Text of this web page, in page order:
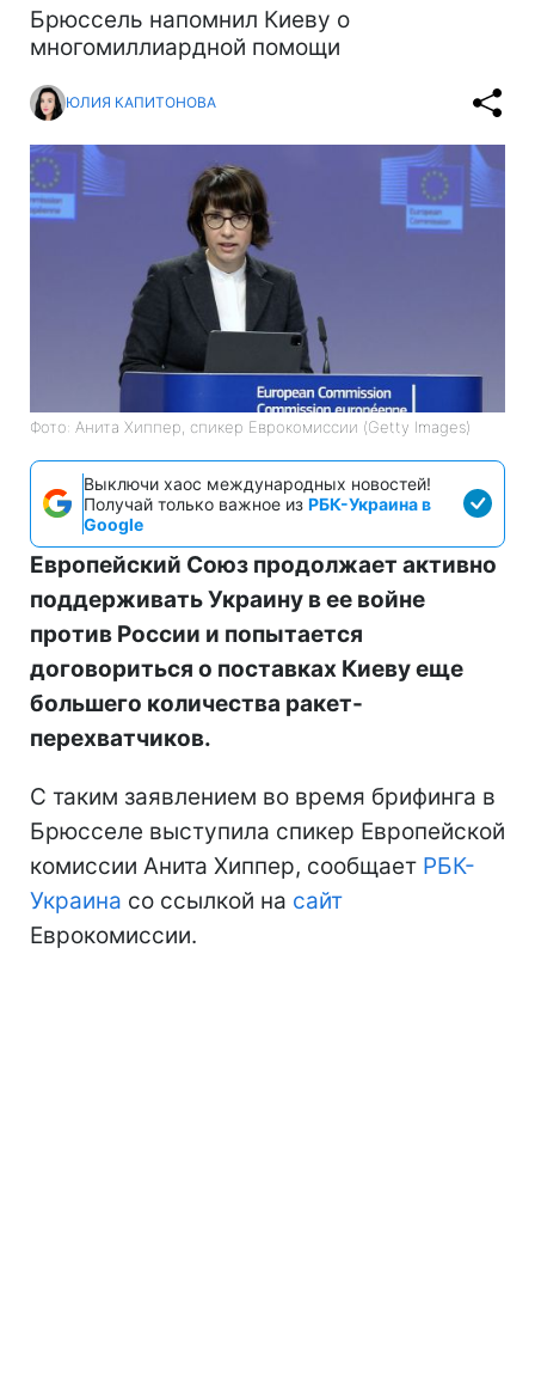
Брюссель напомнил Киеву о
многомиллиардной помощи
ЮЛИЯ КАПИТОНОВА
Фото: Анита Хиппер, спикер Еврокомиссии (Getty Images)
Выключи хаос международных новостей!
Получай только важное из РБК-Украина в
Google
Европейский Союз продолжает активно
поддерживать Украину в ее войне
против России и попытается
договориться о поставках Киеву еще
большего количества ракет-
перехватчиков.
С таким заявлением во время брифинга в
Брюсселе выступила спикер Европейской
комиссии Анита Хиппер, сообщает РБК-
Украина со ссылкой на сайт
Еврокомиссии.